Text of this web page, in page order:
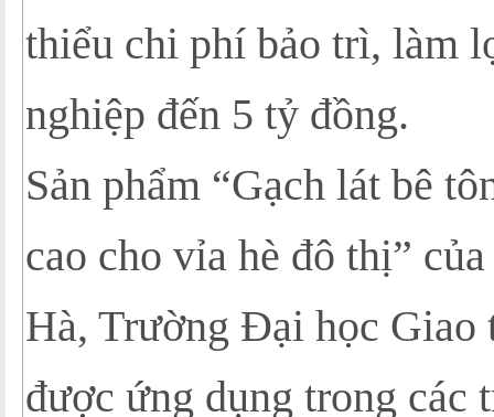
thiểu chi phí bảo trì, làm
nghiệp đến 5 tỷ đồng.
Sản phẩm “Gạch lát bê
cao cho vỉa hè đô thị”
Hà, Trường Đại học Giao
được ứng dụng trong các